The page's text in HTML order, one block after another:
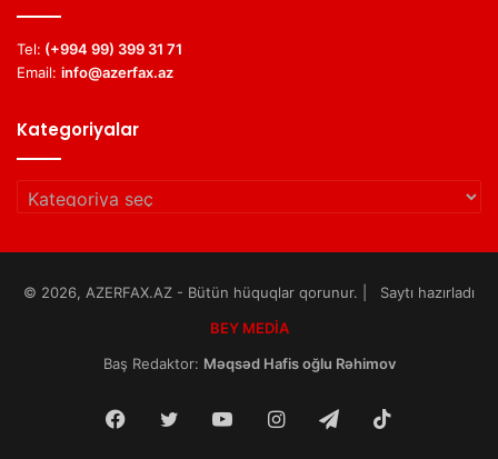
Tel: (+994 99) 399 31 71
Email: info@azerfax.az
Kategoriyalar
Kategoriyalar
© 2026, AZERFAX.AZ - Bütün hüquqlar qorunur. | Saytı hazırladı
BEY MEDİA
Baş Redaktor: Məqsəd Hafis oğlu Rəhimov
Facebook
Twitter YouTubeInstagramTelegram